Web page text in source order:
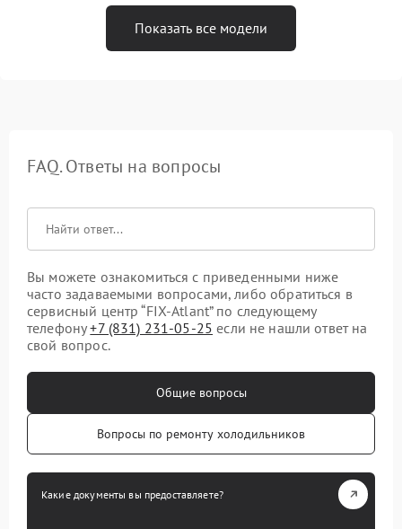
Показать все модели
FAQ. Ответы на вопросы
Вы можете ознакомиться с приведенными ниже
часто задаваемыми вопросами, либо обратиться в
сервисный центр “FIX-Atlant” по следующему
телефону+7 (831) 231-05-25 если не нашли ответ на
свой вопрос.
Общие вопросы
Вопросы по ремонту холодильников
Какие документы вы предоставляете?